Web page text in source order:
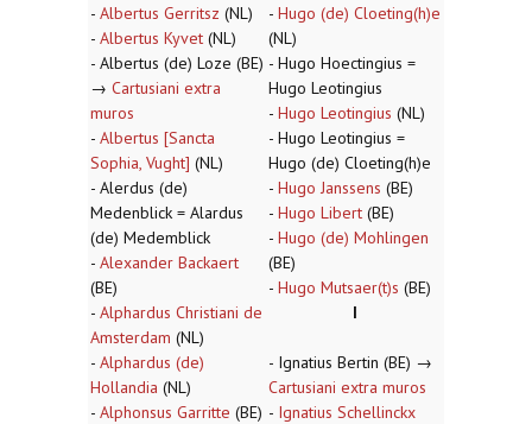
- Albertus Gerritsz (NL)
- Albertus Kyvet (NL)
- Albertus (de) Loze (BE)
→ Cartusiani extra
muros
- Albertus [Sancta
Sophia, Vught] (NL)
- Alerdus (de)
Medenblick = Alardus
(de) Medemblick
- Alexander Backaert
(BE)
- Alphardus Christiani de
Amsterdam (NL)
- Alphardus (de)
Hollandia (NL)
- Alphonsus Garritte (BE)
- Hugo (de) Cloeting(h)e
(NL)
- Hugo Hoectingius =
Hugo Leotingius
- Hugo Leotingius (NL)
- Hugo Leotingius =
Hugo (de) Cloeting(h)e
- Hugo Janssens (BE)
- Hugo Libert (BE)
- Hugo (de) Mohlingen
(BE)
- Hugo Mutsaer(t)s (BE)
I
- Ignatius Bertin (BE) →
Cartusiani extra muros
- Ignatius Schellinckx